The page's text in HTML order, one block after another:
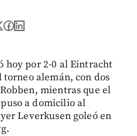
hoy por 2-0 al Eintracht
alemán, con dos
mientras que el
a domicilio al
Leverkusen goleó en